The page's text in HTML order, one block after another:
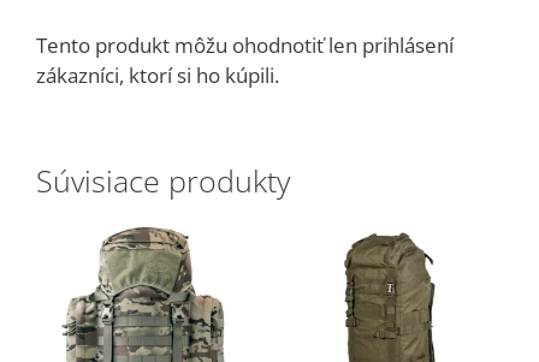
Tento produkt môžu ohodnotiť len prihlásení
zákazníci, ktorí si ho kúpili.
Súvisiace produkty